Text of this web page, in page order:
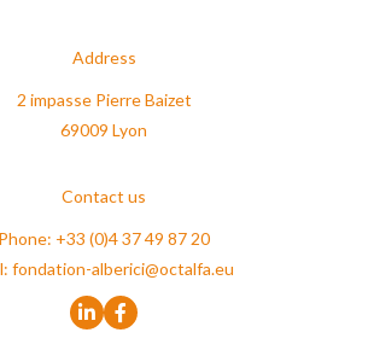
Address
2 impasse Pierre Baizet
69009 Lyon
Contact us
Phone: +33 (0)4 37 49 87 20
fondation-alberici@octalfa.eu